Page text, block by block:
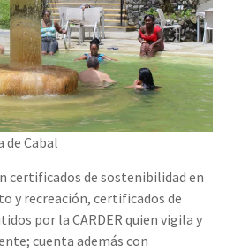
de Cabal
certificados de sostenibilidad en
y recreación, certificados de
por la CARDER quien vigila y
cuenta además con